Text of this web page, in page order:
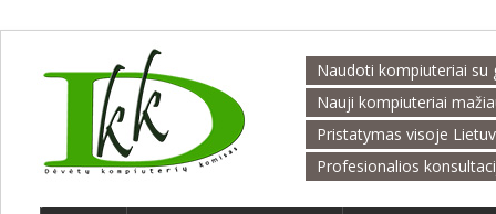
Naudoti kompiuteriai su
Nauji kompiuteriai
Pristatymas visoje
Profesionalios